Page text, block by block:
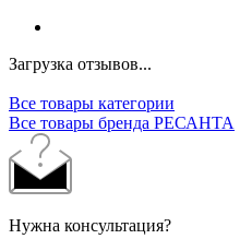
Загрузка отзывов...
Все товары категории
Все товары бренда РЕСАНТА
Нужна консультация?